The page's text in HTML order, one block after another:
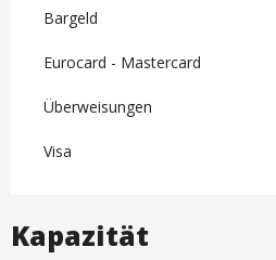
Bargeld
Eurocard - Mastercard
Überweisungen
Visa
Kapazität